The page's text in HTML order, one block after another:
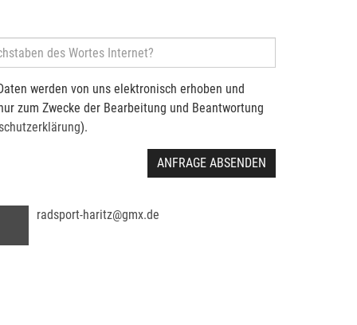
werden von uns elektronisch erhoben und
zum Zwecke der Bearbeitung und Beantwortung
).
ANFRAGE ABSENDEN
radsport-haritz@gmx.de